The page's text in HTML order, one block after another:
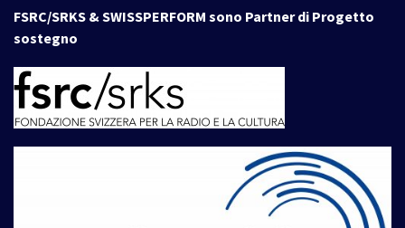
FSRC/SRKS & SWISSPERFORM sono Partner di Progetto
sostegno